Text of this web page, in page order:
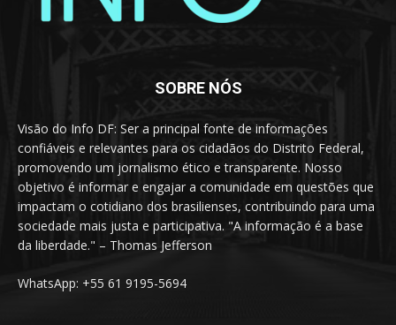
SOBRE NÓS
Visão do Info DF: Ser a principal fonte de informações
confiáveis e relevantes para os cidadãos do Distrito Federal,
promovendo um jornalismo ético e transparente. Nosso
objetivo é informar e engajar a comunidade em questões que
impactam o cotidiano dos brasilienses, contribuindo para uma
sociedade mais justa e participativa. "A informação é a base
da liberdade." – Thomas Jefferson
WhatsApp: +55 61 9195-5694